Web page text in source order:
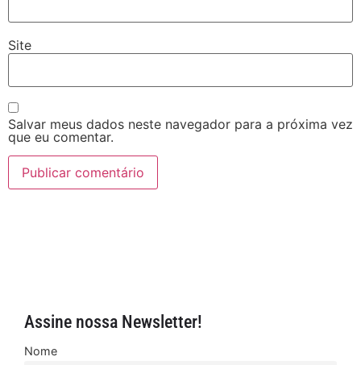
Site
Salvar meus dados neste navegador para a próxima vez
que eu comentar.
Assine nossa Newsletter!
Nome